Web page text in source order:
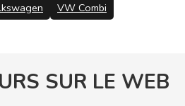
VW Combi
SUR LE WEB